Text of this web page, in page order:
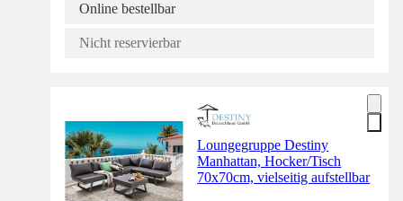
Online bestellbar
Nicht reservierbar
Loungegruppe Destiny
Manhattan, Hocker/Tisch
70x70cm, vielseitig aufstellbar